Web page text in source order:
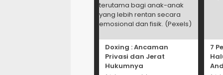
Doxing : Ancaman
Privasi dan Jerat
Hukumnya
7